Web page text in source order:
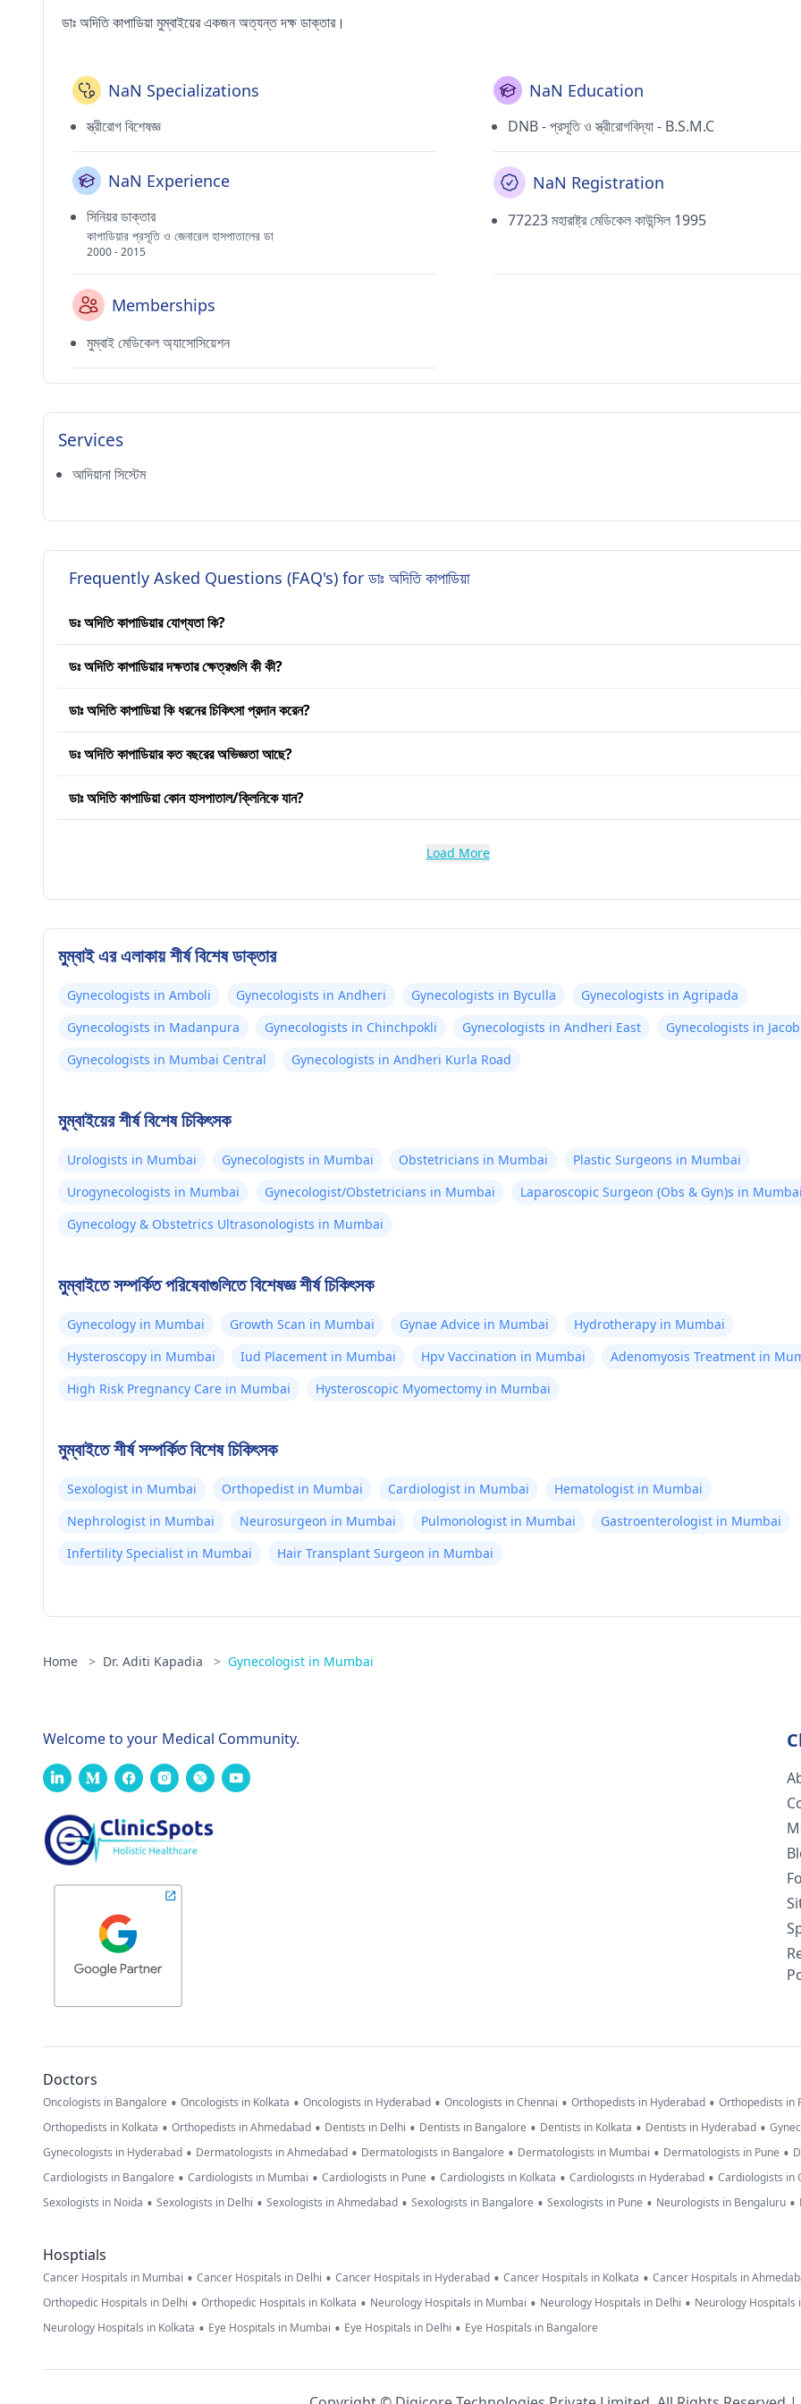
ডাঃ অদিতি কাপাডিয়া মুম্বাইয়ের একজন অত্যন্ত দক্ষ ডাক্তার।
NaN Specializations
স্ত্রীরোগ বিশেষজ্ঞ
NaN Education
DNB - প্রসূতি ও স্ত্রীরোগবিদ্যা - B.S.M.C
NaN Experience
সিনিয়র ডাক্তার
কাপাডিয়ার প্রসূতি ও জেনারেল হাসপাতালের ডা
2000 - 2015
NaN Registration
77223 মহারাষ্ট্র মেডিকেল কাউন্সিল 1995
Memberships
মুম্বাই মেডিকেল অ্যাসোসিয়েশন
Services
আদিয়ানা সিস্টেম
Frequently Asked Questions (FAQ's) for ডাঃ অদিতি কাপাডিয়া
ডঃ অদিতি কাপাডিয়ার যোগ্যতা কি?
ডঃ অদিতি কাপাডিয়ার দক্ষতার ক্ষেত্রগুলি কী কী?
ডাঃ অদিতি কাপাডিয়া কি ধরনের চিকিৎসা প্রদান করেন?
ডঃ অদিতি কাপাডিয়ার কত বছরের অভিজ্ঞতা আছে?
ডাঃ অদিতি কাপাডিয়া কোন হাসপাতাল/ক্লিনিকে যান?
Load More
মুম্বাই এর এলাকায় শীর্ষ বিশেষ ডাক্তার
Gynecologists in Amboli Gynecologists in Andheri Gynecologists in Byculla
Gynecologists in Agripada
Gynecologists in Madanpura
Gynecologists in Chinchpokli Gynecologists in Andheri East
Gynecologists in
Gynecologists in Mumbai Central
Gynecologists in Andheri Kurla Road
মুম্বাইয়ের শীর্ষ বিশেষ চিকিৎসক
Urologists in Mumbai Gynecologists in Mumbai Obstetricians in Mumbai
Plastic Surgeons in Mumbai
Urogynecologists in Mumbai
Gynecologist/Obstetricians in Mumbai
Laparoscopic Surgeon (Obs & Gyn)s in
Gynecology & Obstetrics Ultrasonologists in Mumbai
মুম্বাইতে সম্পর্কিত পরিষেবাগুলিতে বিশেষজ্ঞ শীর্ষ চিকিৎসক
Gynecology in Mumbai Growth Scan in Mumbai Gynae Advice in Mumbai
Hydrotherapy in Mumbai
Hysteroscopy in Mumbai
Iud Placement in Mumbai Hpv Vaccination in Mumbai
Adenomyosis Treatment in
High Risk Pregnancy Care in Mumbai
Hysteroscopic Myomectomy in Mumbai
মুম্বাইতে শীর্ষ সম্পর্কিত বিশেষ চিকিৎসক
Sexologist in Mumbai Orthopedist in Mumbai Cardiologist in Mumbai
Hematologist in Mumbai
Nephrologist in Mumbai
Neurosurgeon in Mumbai Pulmonologist in Mumbai
Gastroenterologist in Mumbai
Infertility Specialist in Mumbai
Hair Transplant Surgeon in Mumbai
Home > Dr. Aditi Kapadia > Gynecologist in Mumbai
Welcome to your Medical Community.
Doctors
Oncologists in Bangalore • Oncologists in Kolkata • Oncologists in Hyderabad • Oncologists in Chennai • Orthopedists in Hyderabad • Orthopedists in
Orthopedists in Kolkata • Orthopedists in Ahmedabad • Dentists in Delhi • Dentists in Bangalore • Dentists in Kolkata • Dentists in Hyderabad •
Gynecologists in Hyderabad • Dermatologists in Ahmedabad • Dermatologists in Bangalore • Dermatologists in Mumbai • Dermatologists in Pune •
Cardiologists in Bangalore • Cardiologists in Mumbai • Cardiologists in Pune • Cardiologists in Kolkata • Cardiologists in Hyderabad • Cardiologists in
Sexologists in Noida • Sexologists in Delhi • Sexologists in Ahmedabad • Sexologists in Bangalore • Sexologists in Pune • Neurologists in Bengaluru •
Hosptials
Cancer Hospitals in Mumbai • Cancer Hospitals in Delhi • Cancer Hospitals in Hyderabad • Cancer Hospitals in Kolkata • Cancer Hospitals in
Orthopedic Hospitals in Delhi • Orthopedic Hospitals in Kolkata • Neurology Hospitals in Mumbai • Neurology Hospitals in Delhi • Neurology Hospitals
Neurology Hospitals in Kolkata • Eye Hospitals in Mumbai • Eye Hospitals in Delhi • Eye Hospitals in Bangalore